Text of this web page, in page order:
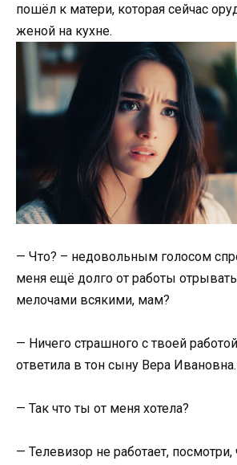
пошёл к матери, которая сейчас
женой на кухне.
— Что? – недовольным голосом
меня ещё долго от работы
мелочами всякими, мам?
— Ничего страшного с твоей
ответила в тон сыну Вера Ивановна.
— Так что ты от меня хотела?
— Телевизор не работает, посмотри,